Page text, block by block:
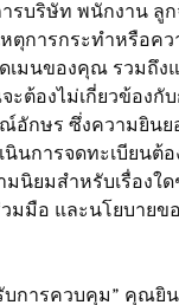
รบริษัท พนักงาน
ตุการกระทำหรือ
เมนของคุณ รวม
ต้องไม่เกี่ยวข้อง
อักษร ซึ่งความยิ
นการจดทะเบียน
นิยมสำหรับเรื่อ
มมือ และนโยบา
บการควบคุม” คุณ